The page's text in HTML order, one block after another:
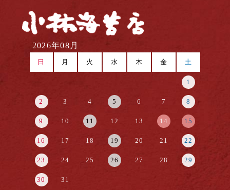
2026年08月
日 月 火 水 木 金 土
1
2 3 4 5 6 7 8
9 10 11 12 13 14 15
16 17 18 19 20 21 22
23 24 25 26 27 28 29
30 31